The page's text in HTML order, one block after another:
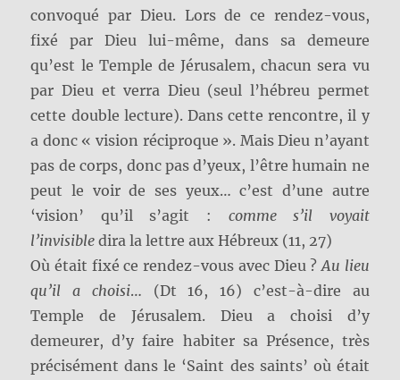
convoqué par Dieu. Lors de ce rendez-vous,
fixé par Dieu lui-même, dans sa demeure
qu’est le Temple de Jérusalem, chacun sera vu
par Dieu et verra Dieu (seul l’hébreu permet
cette double lecture). Dans cette rencontre, il y
a donc « vision réciproque ». Mais Dieu n’ayant
pas de corps, donc pas d’yeux, l’être humain ne
peut le voir de ses yeux… c’est d’une autre
‘vision’ qu’il s’agit : comme s’il voyait
l’invisible dira la lettre aux Hébreux (11, 27)
Où était fixé ce rendez-vous avec Dieu ? Au lieu
qu’il a choisi… (Dt 16, 16) c’est-à-dire au
Temple de Jérusalem. Dieu a choisi d’y
demeurer, d’y faire habiter sa Présence, très
précisément dans le ‘Saint des saints’ où était